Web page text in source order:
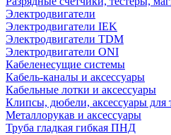
Электродвигатели
Электродвигатели IEK
Электродвигатели TDM
Электродвигатели ONI
Кабеленесущие системы
Кабель-каналы и аксессуары
Кабельные лотки и аксессуары
Клипсы, дюбели, аксессуары для
Металлорукав и аксессуары
Труба гладкая гибкая ПНД